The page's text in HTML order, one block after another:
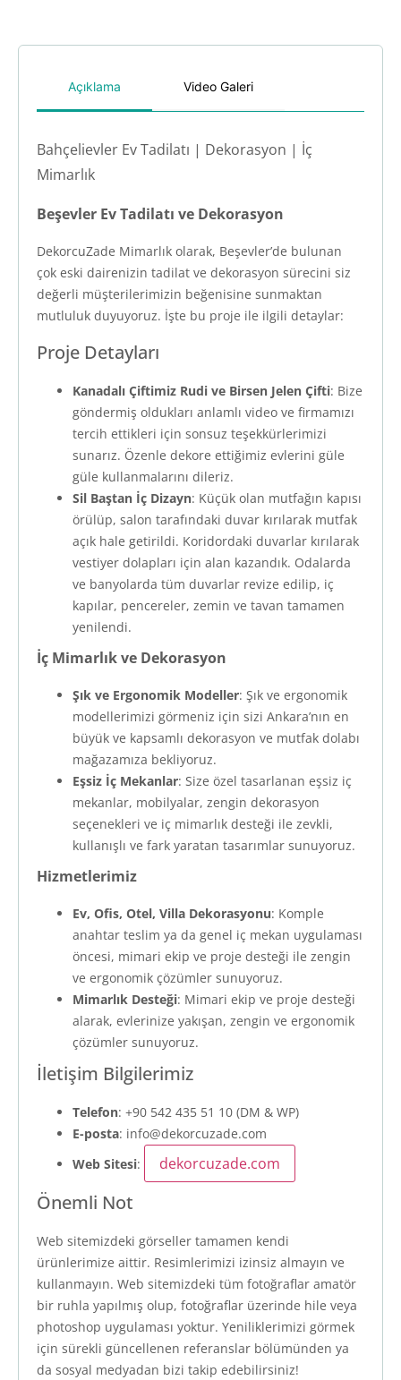
Açıklama Video Galeri
Bahçelievler Ev Tadilatı | Dekorasyon | İç
Mimarlık
Beşevler Ev Tadilatı ve Dekorasyon
DekorcuZade Mimarlık olarak, Beşevler’de bulunan
çok eski dairenizin tadilat ve dekorasyon sürecini siz
değerli müşterilerimizin beğenisine sunmaktan
mutluluk duyuyoruz. İşte bu proje ile ilgili detaylar:
Proje Detayları
Kanadalı Çiftimiz Rudi ve Birsen Jelen Çifti: Bize
göndermiş oldukları anlamlı video ve firmamızı
tercih ettikleri için sonsuz teşekkürlerimizi
sunarız. Özenle dekore ettiğimiz evlerini güle
güle kullanmalarını dileriz.
Sil Baştan İç Dizayn: Küçük olan mutfağın kapısı
örülüp, salon tarafındaki duvar kırılarak mutfak
açık hale getirildi. Koridordaki duvarlar kırılarak
vestiyer dolapları için alan kazandık. Odalarda
ve banyolarda tüm duvarlar revize edilip, iç
kapılar, pencereler, zemin ve tavan tamamen
yenilendi.
İç Mimarlık ve Dekorasyon
Şık ve Ergonomik Modeller: Şık ve ergonomik
modellerimizi görmeniz için sizi Ankara’nın en
büyük ve kapsamlı dekorasyon ve mutfak dolabı
mağazamıza bekliyoruz.
Eşsiz İç Mekanlar: Size özel tasarlanan eşsiz iç
mekanlar, mobilyalar, zengin dekorasyon
seçenekleri ve iç mimarlık desteği ile zevkli,
kullanışlı ve fark yaratan tasarımlar sunuyoruz.
Hizmetlerimiz
Ev, Ofis, Otel, Villa Dekorasyonu: Komple
anahtar teslim ya da genel iç mekan uygulaması
öncesi, mimari ekip ve proje desteği ile zengin
ve ergonomik çözümler sunuyoruz.
Mimarlık Desteği: Mimari ekip ve proje desteği
alarak, evlerinize yakışan, zengin ve ergonomik
çözümler sunuyoruz.
İletişim Bilgilerimiz
Telefon: +90 542 435 51 10 (DM & WP)
E-posta: info@dekorcuzade.com
Web Sitesi: dekorcuzade.com
Önemli Not
Web sitemizdeki görseller tamamen kendi
ürünlerimize aittir. Resimlerimizi izinsiz almayın ve
kullanmayın. Web sitemizdeki tüm fotoğraflar amatör
bir ruhla yapılmış olup, fotoğraflar üzerinde hile veya
photoshop uygulaması yoktur. Yeniliklerimizi görmek
için sürekli güncellenen referanslar bölümünden ya
da sosyal medyadan bizi takip edebilirsiniz!